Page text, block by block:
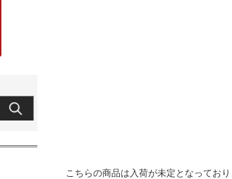
こちらの商品は入荷が未定となってお